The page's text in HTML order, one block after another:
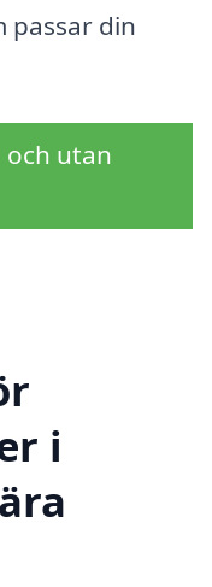
passar din
och utan
i